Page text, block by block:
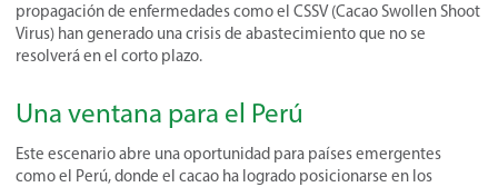
propagación de enfermedades como el CSSV (Cacao Swollen Shoot
Virus) han generado una crisis de abastecimiento que no se
resolverá en el corto plazo.
Una ventana para el Perú
Este escenario abre una oportunidad para países emergentes
como el Perú, donde el cacao ha logrado posicionarse en los